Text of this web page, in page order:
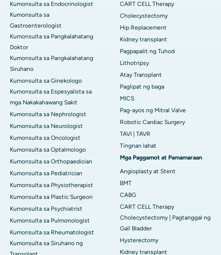
Kumonsulta sa Endocrinologist
Kumonsulta sa
Gastroenterologist
Kumonsulta sa Pangkalahatang
Doktor
Kumonsulta sa Pangkalahatang
Siruhano
Kumonsulta sa Ginekologo
Kumonsulta sa Espesyalista sa
mga Nakakahawang Sakit
Kumonsulta sa Nephrologist
Kumonsulta sa Neurologist
Kumonsulta sa Oncologist
Kumonsulta sa Optalmologo
Kumonsulta sa Orthopaedician
Kumonsulta sa Pediatrician
Kumonsulta sa Physiotherapist
Kumonsulta sa Plastic Surgeon
Kumonsulta sa Psychiatrist
Kumonsulta sa Pulmonologist
Kumonsulta sa Rheumatologist
Kumonsulta sa Siruhano ng
CART CELL Therapy
Cholecystectomy
Hip Replacement
Kidney transplant
Pagpapalit ng Tuhod
Lithotripsy
Atay Transplant
Paglipat ng baga
MICS
Pag-ayos ng Mitral Valve
Robotic Cardiac Surgery
TAVI | TAVR
Tingnan lahat
Mga Paggamot at Pamamaraan
Angioplasty at Stent
BMT
CABG
CART CELL Therapy
Cholecystectomy | Pagtanggal ng
Gall Bladder
Hysterectomy
Kidney transplant